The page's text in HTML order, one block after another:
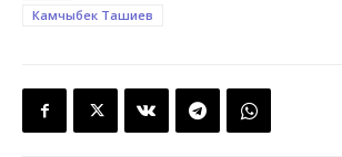
Камчыбек Ташиев